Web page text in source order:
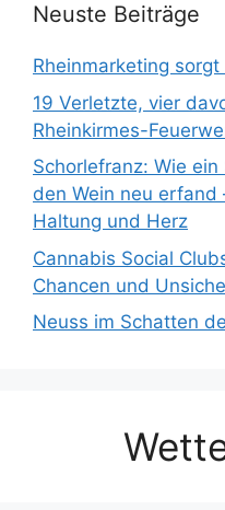
Neuste Beiträge
Rheinmarketing
19 Verletzte, vier
Rheinkirmes-
Schorlefranz: Wie
den Wein neu erfand
Haltung und Herz
Cannabis Social
Chancen und
Neuss im Schatten